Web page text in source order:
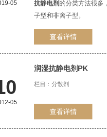
05 抗静电剂 的分类方法很多
子型和非离子型。
查看详情
05
润湿抗静电剂 PK
栏目： 分散剂
查看详情